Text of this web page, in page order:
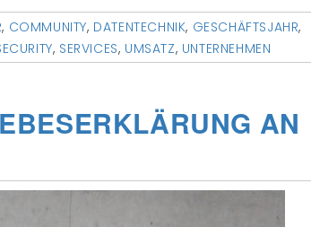
, COMMUNITY, DATENTECHNIK, GESCHÄFTSJAHR,
, SERVICES, UMSATZ, UNTERNEHMEN
AN